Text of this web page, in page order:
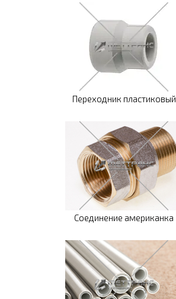
Переходник пластиковый
Соединение американка